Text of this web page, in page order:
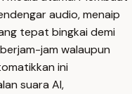
audio, menaip
tepat bingkai demi
jam walaupun
ini
suara AI,